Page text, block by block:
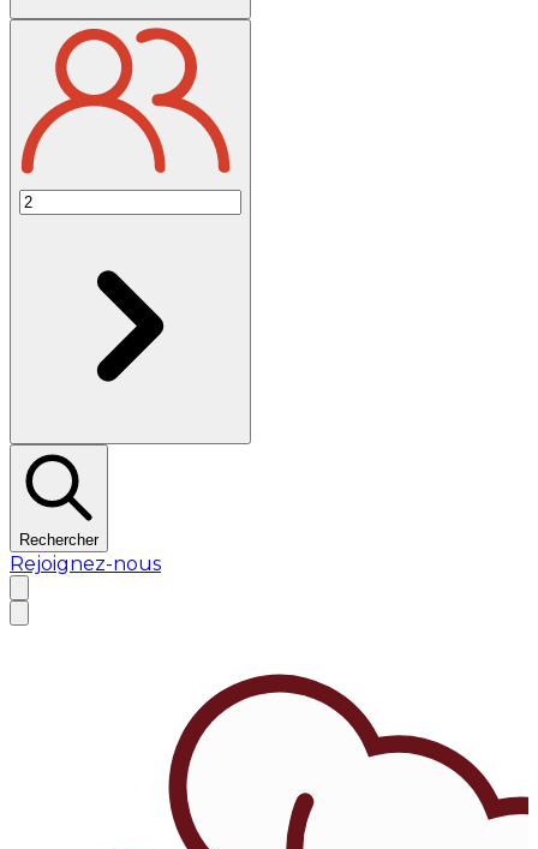
Rechercher
Rejoignez-nous